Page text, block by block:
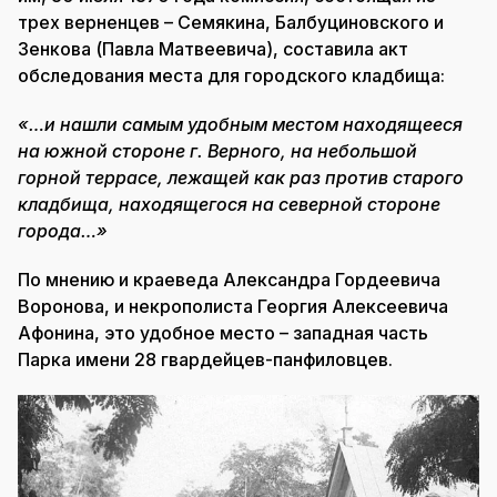
трех верненцев – Семякина, Балбуциновского и
Зенкова (Павла Матвеевича), составила акт
обследования места для городского кладбища:
«…и нашли самым удобным местом находящееся
на южной стороне г. Верного, на небольшой
горной террасе, лежащей как раз против старого
кладбища, находящегося на северной стороне
города…»
По мнению и краеведа Александра Гордеевича
Воронова, и некрополиста Георгия Алексеевича
Афонина, это удобное место – западная часть
Парка имени 28 гвардейцев-панфиловцев.